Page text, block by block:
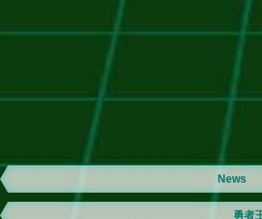
News
勇者